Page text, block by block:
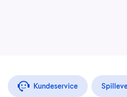
Kundeservice